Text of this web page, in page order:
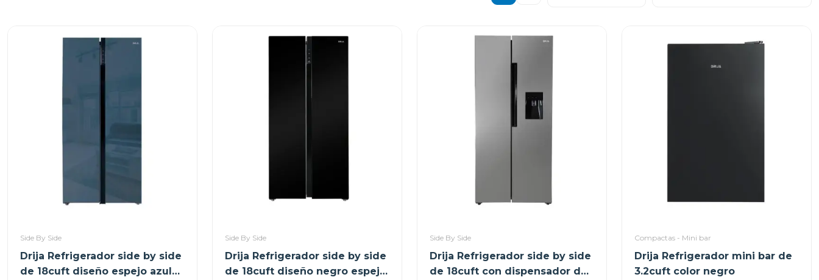
Side By Side
Drija Refrigerador side by side
de 18cuft diseño espejo azul
Side By Side
Drija Refrigerador side by side
de 18cuft diseño negro espejo
Side By Side
Drija Refrigerador side by side
de 18cuft con dispensador de
Compactas - Mini bar
Drija Refrigerador mini bar de
3.2cuft color negro